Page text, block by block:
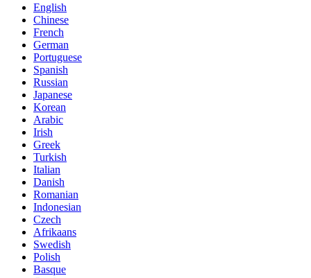
English
Chinese
French
German
Portuguese
Spanish
Russian
Japanese
Korean
Arabic
Irish
Greek
Turkish
Italian
Danish
Romanian
Indonesian
Czech
Afrikaans
Swedish
Polish
Basque